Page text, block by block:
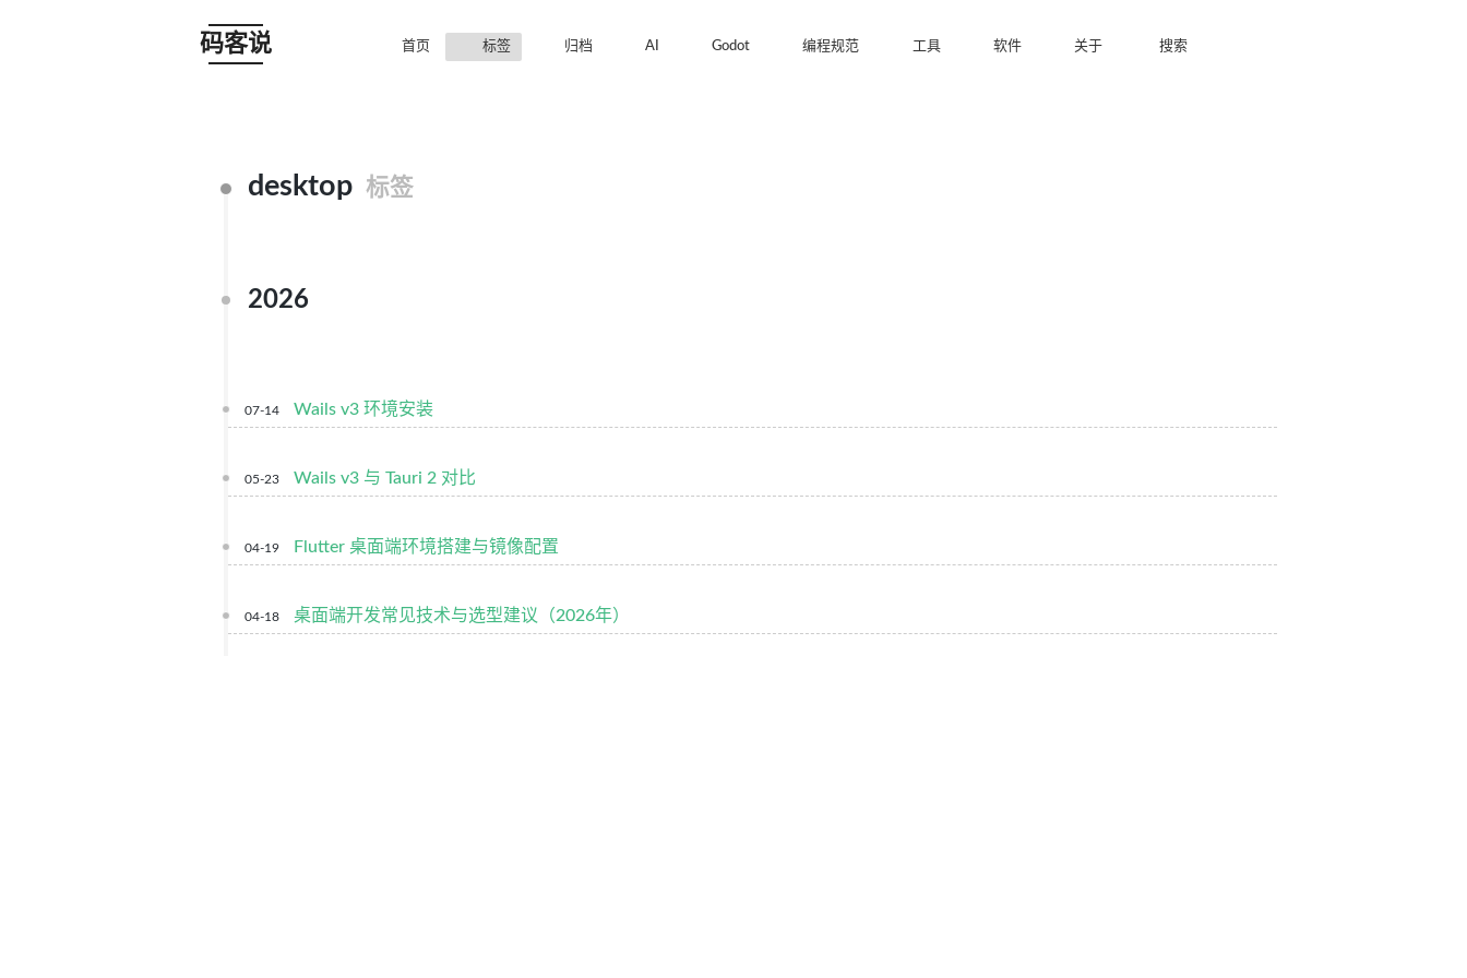
码客说 首页 标签 归档 AI Godot 编程规范 工具 软件 关于 搜索
desktop 标签
2026
07-14 Wails v3 环境安装
05-23 Wails v3 与 Tauri 2 对比
04-19 Flutter 桌面端环境搭建与镜像配置
04-18 桌面端开发常见技术与选型建议（2026年）